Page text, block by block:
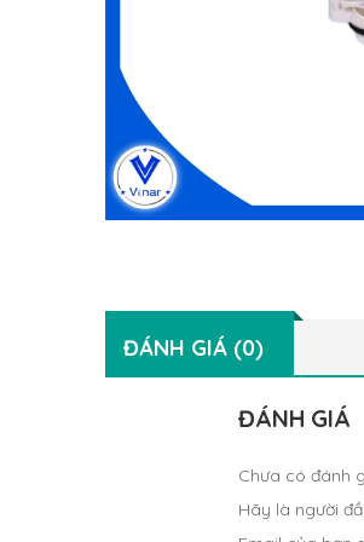
ĐÁNH GIÁ (0)
ĐÁNH GIÁ
Chưa có đánh
Hãy là người